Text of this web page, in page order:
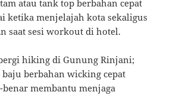
atau tank top berbahan cepat
ketika menjelajah kota sekaligus
saat sesi workout di hotel.
hiking di Gunung Rinjani;
baju berbahan wicking cepat
membantu menjaga